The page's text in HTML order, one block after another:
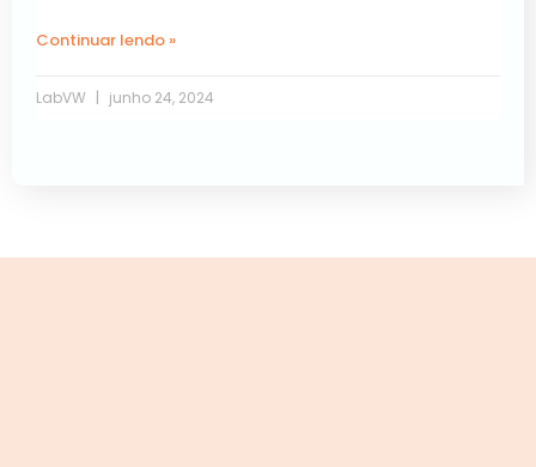
Continuar lendo »
LabVW junho 24, 2024